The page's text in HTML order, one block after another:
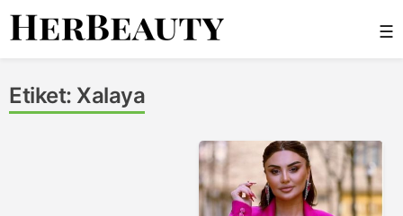
Skip
☰
Etiket: Xalaya